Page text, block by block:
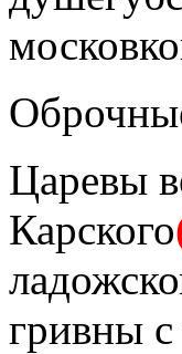
Царевы
Карского
гривны с